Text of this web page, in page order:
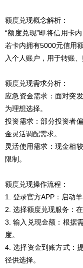
额度兑现概念解析：
“额度兑现”即将信用卡
若卡内拥有5000元信用
入个人账户，用于转账、
额度兑现需求分析：
应急资金需求：面对突
为理想选择。
投资需求：部分投资者
金灵活调配需求。
灵活使用需求：现金相
限制。
额度兑现操作流程：
1. 登录官方APP：启动羊
2. 选择额度兑现服务：在
3. 输入兑现金额：根据
度。
4. 选择资金到账方式：
径供选择。